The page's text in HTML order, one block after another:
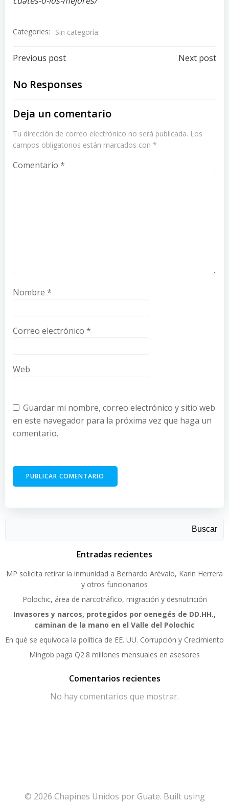
Categories: Sin categoría
Post
navigation
Previous post Next post
No Responses
Deja un comentario
Tu dirección de correo electrónico no será publicada. Los
campos obligatorios están marcados con *
Comentario *
Nombre *
Correo electrónico *
Web
Guardar mi nombre, correo electrónico y sitio web
en este navegador para la próxima vez que haga un
comentario.
Buscar
Entradas recientes
MP solicita retirar la inmunidad a Bernardo Arévalo, Karin Herrera
y otros funcionarios
Polochic, área de narcotráfico, migración y desnutrición
Invasores y narcos, protegidos por oenegés de DD.HH.,
caminan de la mano en el Valle del Polochic
En qué se equivoca la política de EE. UU. Corrupción y Crecimiento
Mingob paga Q2.8 millones mensuales en asesores
Comentarios recientes
No hay comentarios que mostrar.
© 2026 Chapines Unidos por Guate. Built using